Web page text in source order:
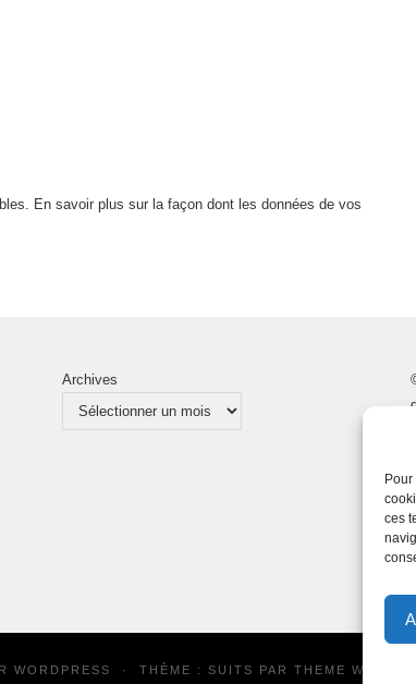
ces
En savoir plus sur la façon dont les données de vos
Archives
WORDPRESS · THÈME : SUITS PAR THEME WEAVER